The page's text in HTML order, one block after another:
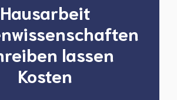
Hausarbeit
lassen
Kosten